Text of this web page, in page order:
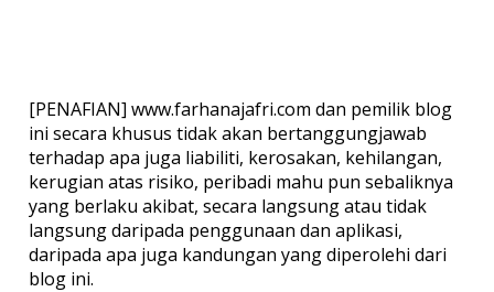
[PENAFIAN] www.farhanajafri.com dan pemilik blog
ini secara khusus tidak akan bertanggungjawab
terhadap apa juga liabiliti, kerosakan, kehilangan,
kerugian atas risiko, peribadi mahu pun sebaliknya
yang berlaku akibat, secara langsung atau tidak
langsung daripada penggunaan dan aplikasi,
daripada apa juga kandungan yang diperolehi dari
blog ini.